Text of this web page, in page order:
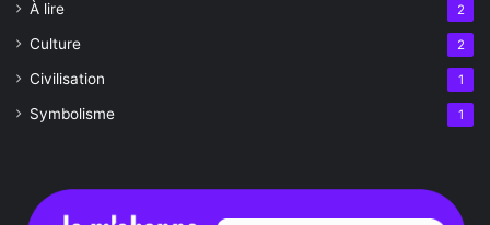
À lire 2
Culture 2
Civilisation 1
Symbolisme 1